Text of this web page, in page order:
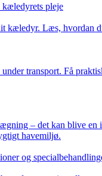
pleje
kæledyr. Læs,
transport. Få
– det kan blive
havemiljø.
og